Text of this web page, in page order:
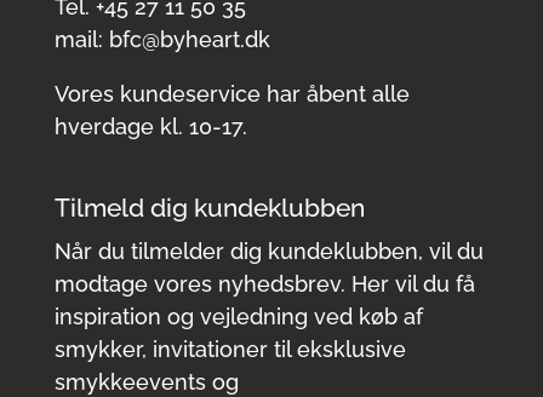
Tel. +45 27 11 50 35
mail: bfc@byheart.dk
Vores kundeservice har åbent alle
hverdage kl. 10-17.
Tilmeld dig kundeklubben
Når du tilmelder dig kundeklubben, vil du
modtage vores nyhedsbrev. Her vil du få
inspiration og vejledning ved køb af
smykker, invitationer til eksklusive
smykkeevents og